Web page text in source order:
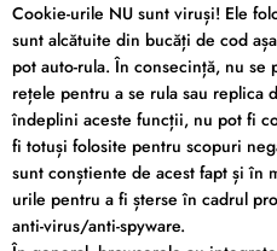
Cookie-urile NU sunt viruși! Ele
sunt alcătuite din bucăți de cod
pot auto-rula. În consecință, nu se
rețele pentru a se rula sau replica
îndeplini aceste funcții, nu pot fi
fi totuși folosite pentru scopuri
sunt conștiente de acest fapt și în
urile pentru a fi șterse în cadrul
anti-virus/anti-spyware.